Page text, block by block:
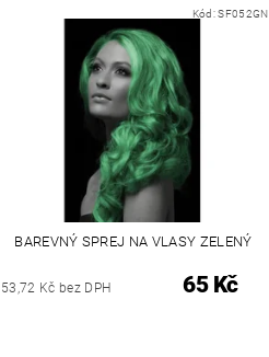
Kód:SF052GN
BAREVNÝ SPREJ NA VLASY ZELENÝ
53,72 Kč bez DPH 65 Kč